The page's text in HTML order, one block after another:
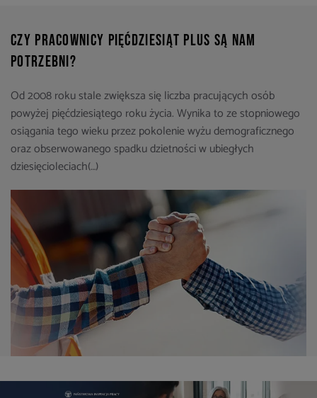
Czy pracownicy pięćdziesiąt plus są nam
potrzebni?
Od 2008 roku stale zwiększa się liczba pracujących osób
powyżej pięćdziesiątego roku życia. Wynika to ze stopniowego
osiągania tego wieku przez pokolenie wyżu demograficznego
oraz obserwowanego spadku dzietności w ubiegłych
dziesięcioleciach(…)